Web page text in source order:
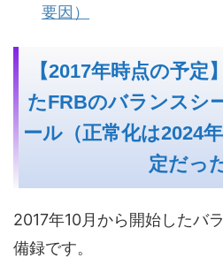
要因）
【2017年時点の予定
たFRBのバランスシ
ール（正常化は2024
定だっ
2017年10月から開始したバ
備録です。